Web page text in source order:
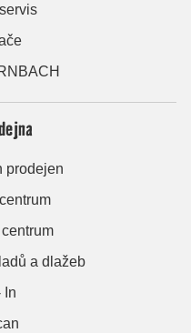
prodejen
a dlažeb
In